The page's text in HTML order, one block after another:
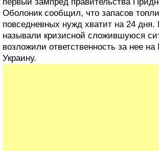
Оболоник сообщил, что запасов
повседневных нужд хватит на 24
называли кризисной сложившуюся
возложили ответственность за нее
Украину.